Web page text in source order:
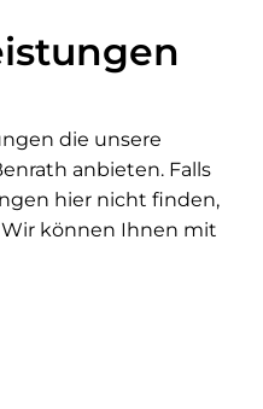
die unsere
anbieten. Falls
hier nicht finden,
können Ihnen mit